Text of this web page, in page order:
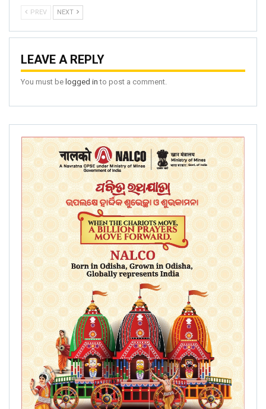
PREV NEXT
LEAVE A REPLY
You must be logged in to post a comment.